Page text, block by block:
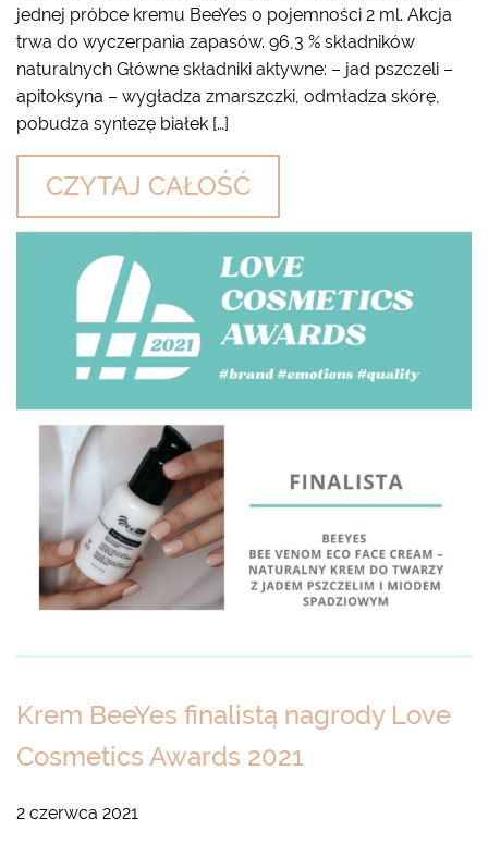
jednej próbce kremu BeeYes o pojemności 2 ml. Akcja
trwa do wyczerpania zapasów. 96,3 % składników
naturalnych Główne składniki aktywne: – jad pszczeli –
apitoksyna – wygładza zmarszczki, odmładza skórę,
pobudza syntezę białek […]
CZYTAJ CAŁOŚĆ
Krem BeeYes finalistą nagrody Love
Cosmetics Awards 2021
2 czerwca 2021